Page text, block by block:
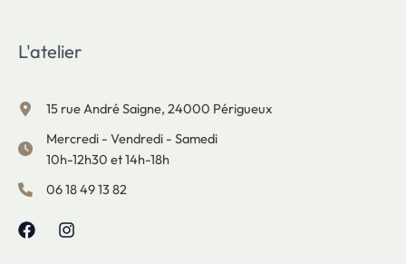
L'atelier
15 rue André Saigne, 24000 Périgueux
Mercredi - Vendredi - Samedi
10h-12h30 et 14h-18h
06 18 49 13 82